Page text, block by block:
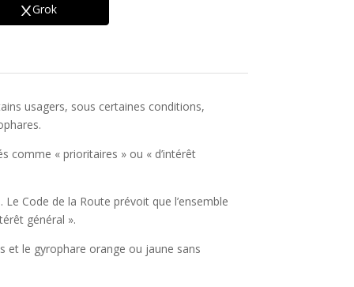
Grok
usagers, sous certaines conditions,
comme « prioritaires » ou « d’intérêt
Code de la Route prévoit que l’ensemble
général ».
et le gyrophare orange ou jaune sans